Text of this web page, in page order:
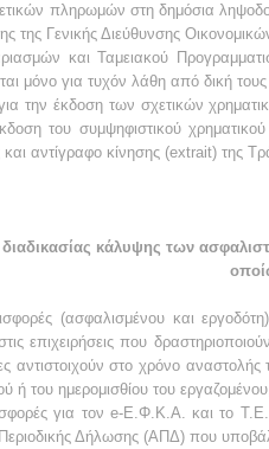
πληρωμών στη δημόσια
της Γενικής Διεύθυνσης
και Ταμειακού
μόνο για τυχόν λάθη από δική τους
για την έκδοση των σχετικών
του συμψηφιστικού
αντίγραφο κίνησης (extrait) της
κάλυψης των
(ασφαλισμένου και
επιχειρήσεις που
αντιστοιχούν στο χρόνο
ή του ημερομισθίου του
για τον e-Ε.Φ.Κ.Α. και το
Δήλωσης (ΑΠΔ) που